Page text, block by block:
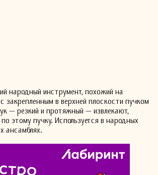
народный инструмент, похожий на
закрепленным в верхней плоскости пучком
— резкий и протяжный — извлекают,
этому пучку. Используется в народных
ансамблях.